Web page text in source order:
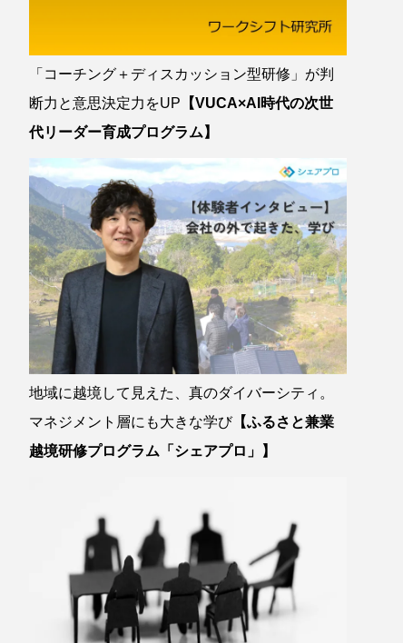
「コーチング＋ディスカッション型研修」が判
断力と意思決定力をUP 【VUCA×AI時代の次世
代リーダー育成プログラム】
地域に越境して見えた、真のダイバーシティ。
マネジメント層にも大きな学び【ふるさと兼業
越境研修プログラム「シェアプロ」】